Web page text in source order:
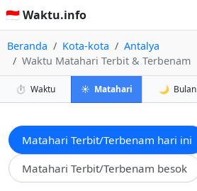
🇮🇩 Waktu.info
Beranda Kota-kota
Antalya
Waktu Matahari Terbit & Terbenam
⏱️ Waktu ☀️ Matahari 🌙 Bulan
Matahari Terbit/Terbenam hari ini
Matahari Terbit/Terbenam besok